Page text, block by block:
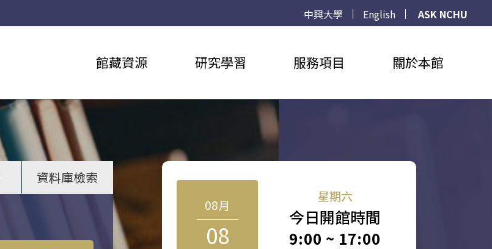
中興大學 English
ASK NCHU
館藏資源 研究學習 服務項目 關於本館
資料庫檢索
08月
08
星期六
今日開館時間
9:00 ~ 17:00